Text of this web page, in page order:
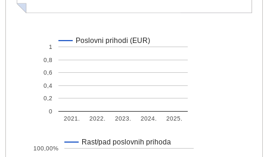
Poslovni prihodi (EUR)
2021. 2022. 2023. 2024. 2025.
0
0,2
0,4
0,6
0,8
1
Rast/pad poslovnih prihoda
100,00%